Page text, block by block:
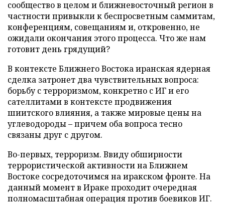
сообщество в целом и ближневосточный регион в
частности привыкли к беспросветным саммитам,
конференциям, совещаниям и, откровенно, не
ожидали окончания этого процесса. Что же нам
готовит день грядущий?
В контексте Ближнего Востока иранская ядерная
сделка затронет два чувствительных вопроса:
борьбу с терроризмом, конкретно с ИГ и его
сателлитами в контексте продвижения
шиитского влияния, а также мировые цены на
углеводороды – причем оба вопроса тесно
связаны друг с другом.
Во-первых, терроризм. Ввиду обширности
террористической активности на Ближнем
Востоке сосредоточимся на иракском фронте. На
данный момент в Ираке проходит очередная
полномасштабная операция против боевиков ИГ.